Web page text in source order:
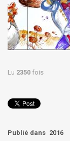
Lu 2350 fois
Publié dans 2016